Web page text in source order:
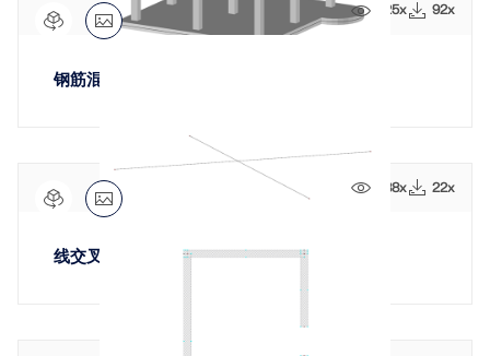
925x 92x
钢筋混凝土结构重新编号
688x 22x
线交叉节点